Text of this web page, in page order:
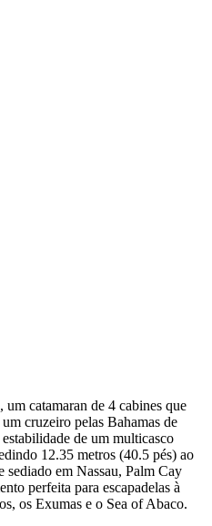
catamaran de 4 cabines que
cruzeiro pelas Bahamas de
de um multicasco
12.35 metros (40.5 pés) ao
em Nassau, Palm Cay
perfeita para escapadelas à
os Exumas e o Sea of Abaco.